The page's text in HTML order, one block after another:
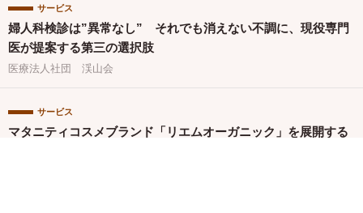
サービス
婦人科検診は”異常なし” それでも消えない不調に、現役専門
医が提案する第三の選択肢
医療法人社団 渓山会
サービス
マタニティコスメブランド「リエムオーガニック」を展開する